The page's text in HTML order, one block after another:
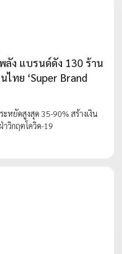
ลัง แบรนด์ดัง 130 ร้าน
ทย ‘Super Brand
หยัดสูงสุด 35-90% สร้างเงิน
วิกฤตโควิด-19